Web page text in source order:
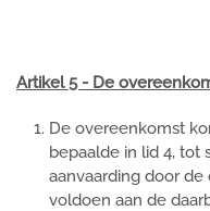
Artikel 5 - De
De overeenkomst
bepaalde in lid 4, tot
aanvaarding door
voldoen aan de